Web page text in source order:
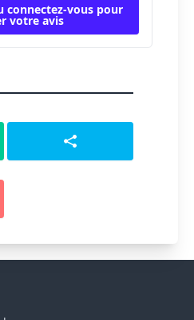
connectez-vous pour
votre avis